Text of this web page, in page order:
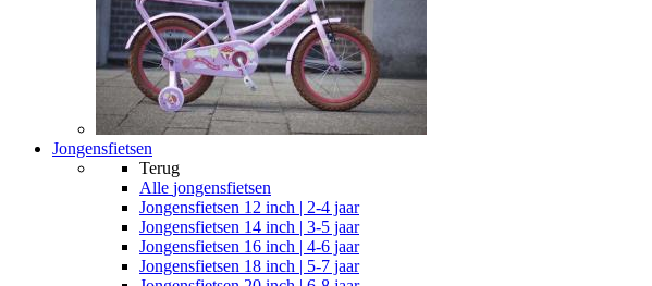
Jongensfietsen
Terug
Alle jongensfietsen
Jongensfietsen 12 inch | 2-4 jaar
Jongensfietsen 14 inch | 3-5 jaar
Jongensfietsen 16 inch | 4-6 jaar
Jongensfietsen 18 inch | 5-7 jaar